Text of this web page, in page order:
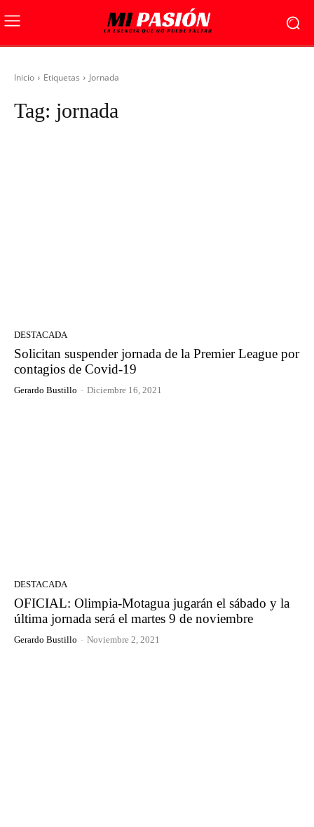
Inicio Etiquetas Jornada
Tag: jornada
DESTACADA
Solicitan suspender jornada de la Premier League por
contagios de Covid-19
Gerardo Bustillo - Diciembre 16, 2021
DESTACADA
OFICIAL: Olimpia-Motagua jugarán el sábado y la
última jornada será el martes 9 de noviembre
Gerardo Bustillo - Noviembre 2, 2021